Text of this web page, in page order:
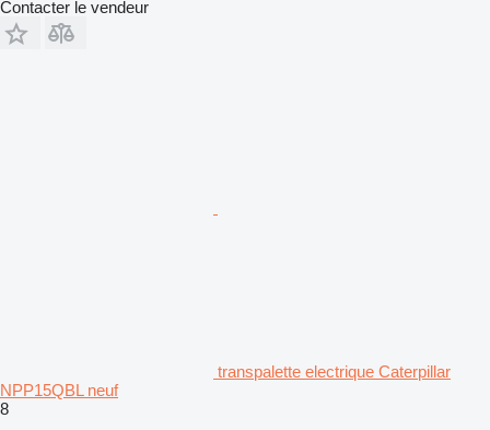
Contacter le vendeur
transpalette electrique Caterpillar
NPP15QBL neuf
8